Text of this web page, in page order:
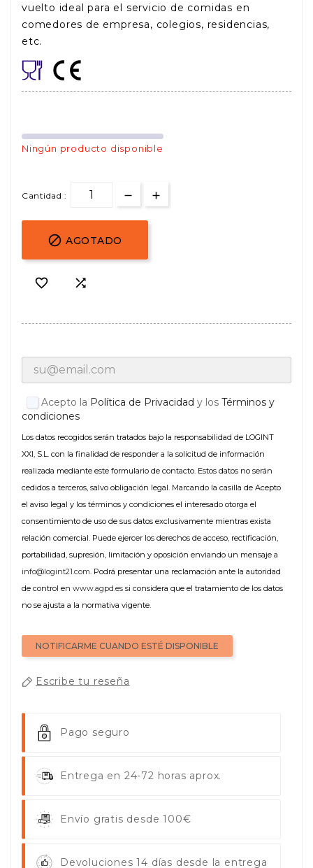
vuelto ideal para el servicio de comidas en
comedores de empresa, colegios, residencias,
etc.
Ningún producto disponible
Cantidad :
 AGOTADO
 
Acepto la Política de Privacidad y los Términos y
condiciones
Los datos recogidos serán tratados bajo la responsabilidad de LOGINT
XXI, S.L. con la finalidad de responder a la solicitud de información
realizada mediante este formulario de contacto. Estos datos no serán
cedidos a terceros, salvo obligación legal. Marcando la casilla de Acepto
el aviso legal y los términos y condiciones el interesado otorga el
consentimiento de uso de sus datos exclusivamente mientras exista
relación comercial. Puede ejercer los derechos de acceso, rectificación,
portabilidad, supresión, limitación y oposición enviando un mensaje a
info@logint21.com. Podrá presentar una reclamación ante la autoridad
de control en www.agpd.es si considera que el tratamiento de los datos
no se ajusta a la normativa vigente.
NOTIFICARME CUANDO ESTÉ DISPONIBLE
Escribe tu reseña
Pago seguro
Entrega en 24-72 horas aprox.
Envío gratis desde 100€
Devoluciones 14 días desde la entrega